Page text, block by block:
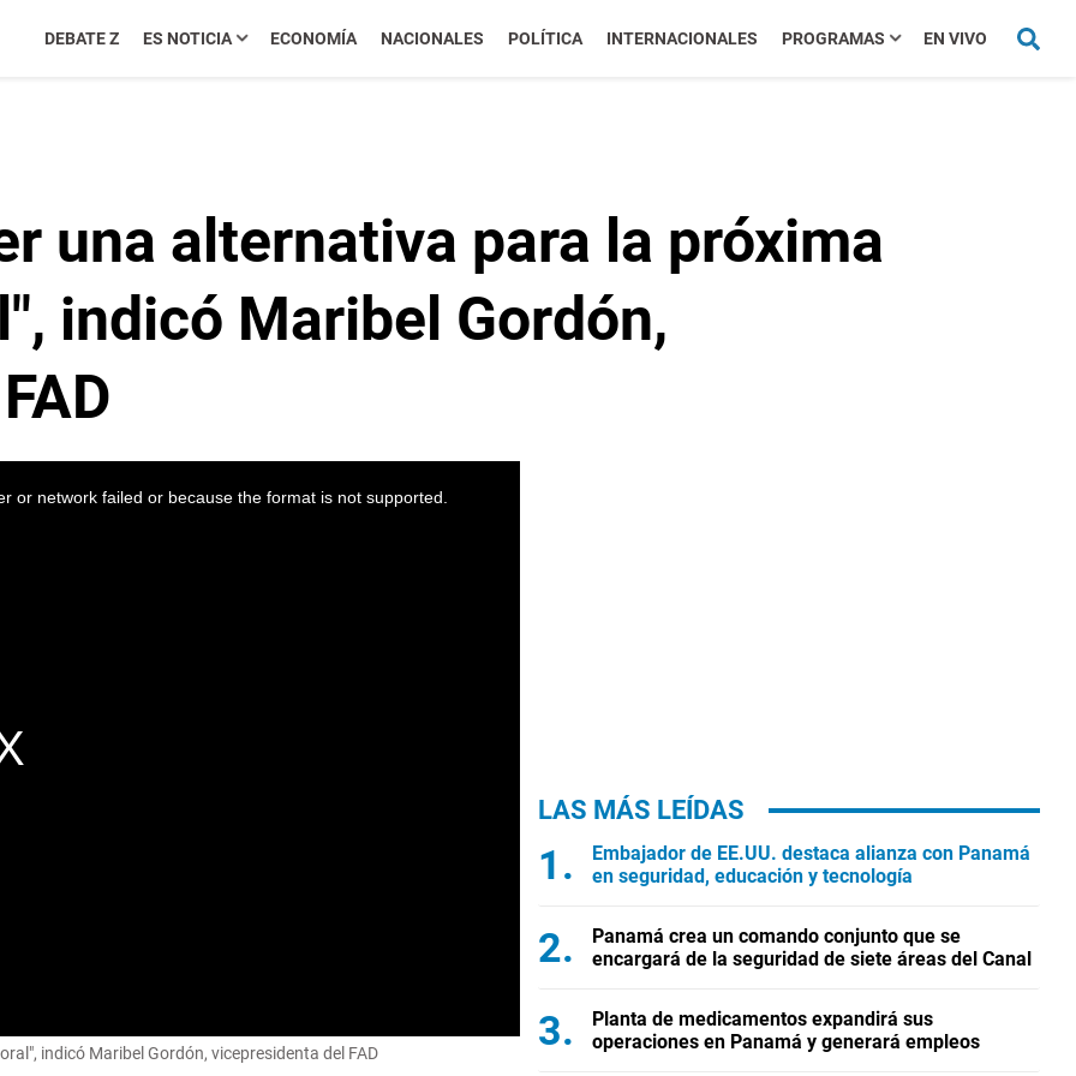
DEBATE Z ES NOTICIA ECONOMÍA NACIONALES POLÍTICA INTERNACIONALES PROGRAMAS EN VIVO
una alternativa para la próxima
indicó Maribel Gordón,
or network failed or because the format is not supported.
indicó Maribel Gordón, vicepresidenta del FAD
LAS MÁS LEÍDAS
Embajador de EE.UU. destaca alianza con Panamá
en seguridad, educación y tecnología
Panamá crea un comando conjunto que se
encargará de la seguridad de siete áreas del Canal
Planta de medicamentos expandirá sus
operaciones en Panamá y generará empleos